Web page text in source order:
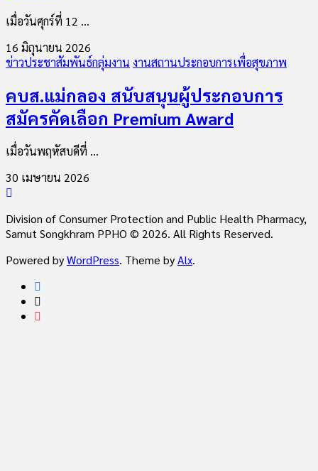
เมื่อวันศุกร์ที่ 12 ...
16 มิถุนายน 2026
ข่าวประชาสัมพันธ์กลุ่มงาน งานสถานประกอบการเพื่อสุขภาพ
คบส.แม่กลอง สนับสนุนผู้ประกอบการ
สมัครคัดเลือก Premium Award
เมื่อวันพฤหัสบดีที่ ...
30 เมษายน 2026
Division of Consumer Protection and Public Health Pharmacy,
Samut Songkhram PPHO © 2026. All Rights Reserved.
Powered byWordPress. Theme byAlx.